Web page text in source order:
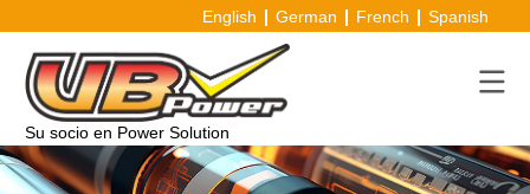
English German French Spanish
Su socio en Power Solution